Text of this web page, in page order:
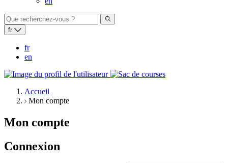
fr
fr
en
Accueil
Mon compte
Mon compte
Connexion